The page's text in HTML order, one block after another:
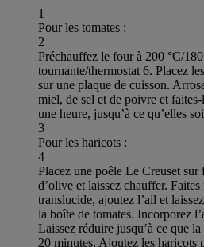
1
Pour les tomates :
2
Préchauffez le four à 200 °C/
tournante/thermostat 6. Placez
sur une plaque de cuisson.
miel, de sel et de poivre et
une heure, jusqu’à ce qu’elles
3
Pour les haricots :
4
Placez une poêle Le Creuset
d’olive et laissez chauffer.
translucide, ajoutez l’ail et
la boîte de tomates. Incorporez
Laissez réduire jusqu’à ce que
20 minutes. Ajoutez les haricots